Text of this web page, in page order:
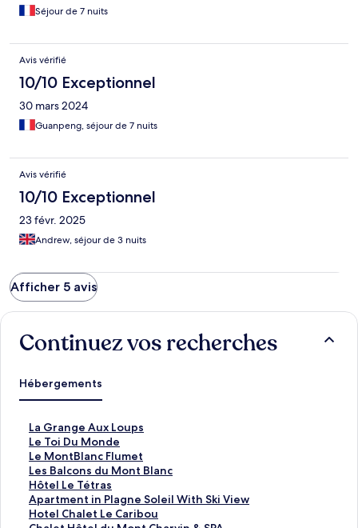
Séjour de 7 nuits
Avis vérifié
10/10 Exceptionnel
30 mars 2024
Guanpeng, séjour de 7 nuits
Avis vérifié
10/10 Exceptionnel
23 févr. 2025
Andrew, séjour de 3 nuits
Afficher 5 avis
Continuez vos recherches
Hébergements
La Grange Aux Loups
L
i
e
n
o
u
v
Le Toi Du Monde
L
i
e
n
o
u
Le MontBlanc Flumet
L
i
e
n
o
Les Balcons du Mont Blanc
L
i
e
n
Hôtel Le Tétras
L
i
e
Apartment in Plagne Soleil With Ski View
L
iHotel Chalet Le Caribou
L